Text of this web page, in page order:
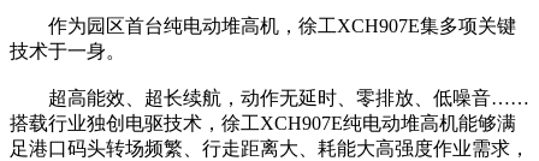
作为园区首台纯电动堆高机，徐工XCH907E集多项关键
技术于一身。
超高能效、超长续航，动作无延时、零排放、低噪音……
搭载行业独创电驱技术，徐工XCH907E纯电动堆高机能够满
足港口码头转场频繁、行走距离大、耗能大高强度作业需求，